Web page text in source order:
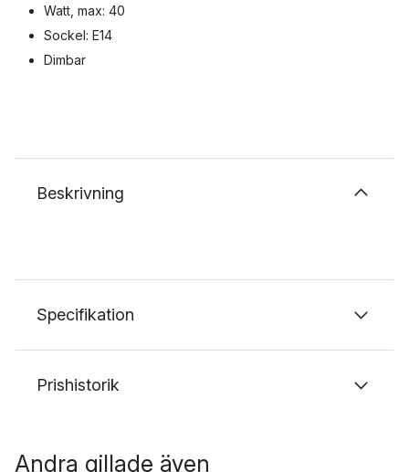
Watt, max: 40
Sockel: E14
Dimbar
Beskrivning
Specifikation
Prishistorik
Andra gillade även